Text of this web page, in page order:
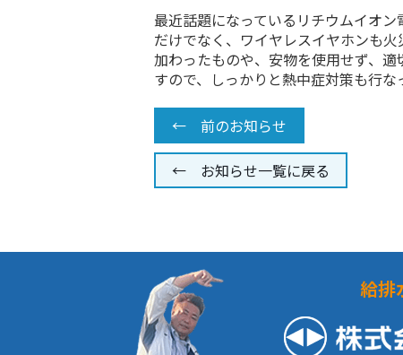
最近話題になっているリチウムイオ
だけでなく、ワイヤレスイヤホンも
加わったものや、安物を使用せず、
すので、しっかりと熱中症対策も行な
← 前のお知らせ
← お知らせ一覧に戻る
給排